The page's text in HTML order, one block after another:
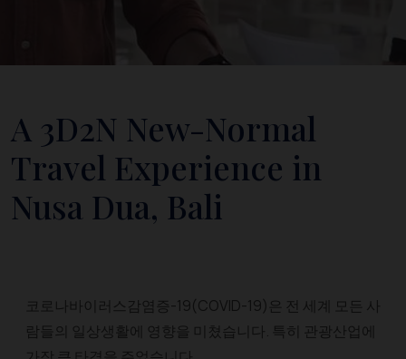
A 3D2N New-Normal
Travel Experience in
Nusa Dua, Bali
코로나바이러스감염증-19(COVID-19)은 전 세계 모든 사
람들의 일상생활에 영향을 미쳤습니다. 특히 관광산업에